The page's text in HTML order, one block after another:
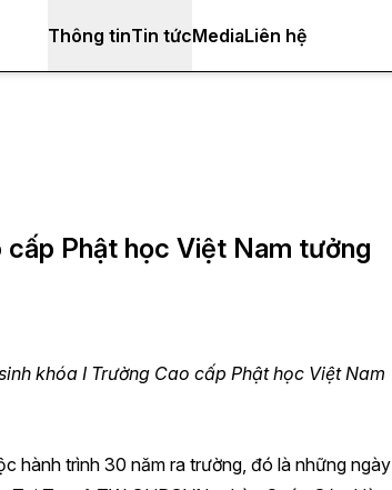
Thông tinTin tứcMediaLiên hệ
cấp Phật học Việt Nam tưởng
khóa I Trường Cao cấp Phật học Việt Nam
hành trình 30 năm ra trường, đó là những ngày